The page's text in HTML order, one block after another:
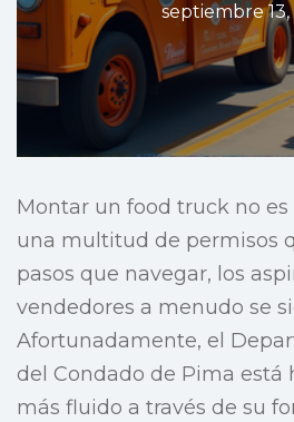
septiembre 13,
Montar un food truck no es
una multitud de permisos
pasos que navegar, los
vendedores a menudo se
Afortunadamente, el
del Condado de Pima está
más fluido a través de su